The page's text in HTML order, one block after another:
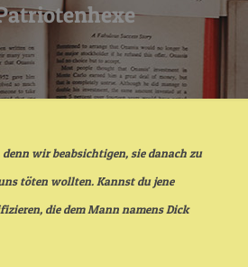
wir beabsichtigen, sie danach zu
töten wollten. Kannst du jene
die dem Mann namens Dick